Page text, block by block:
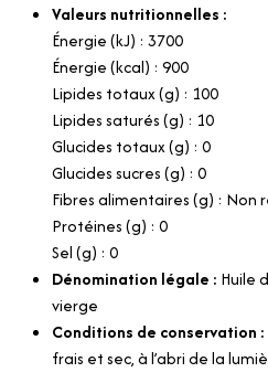
Valeurs nutritionnelles :
Énergie (kJ) : 3700
Énergie (kcal) : 900
Lipides totaux (g) : 100
Lipides saturés (g) : 10
Glucides totaux (g) : 0
Glucides sucres (g) : 0
Fibres alimentaires (g) : Non
Protéines (g) : 0
Sel (g) : 0
Dénomination légale : Huile
vierge
Conditions de conservation :
frais et sec, à l’abri de la